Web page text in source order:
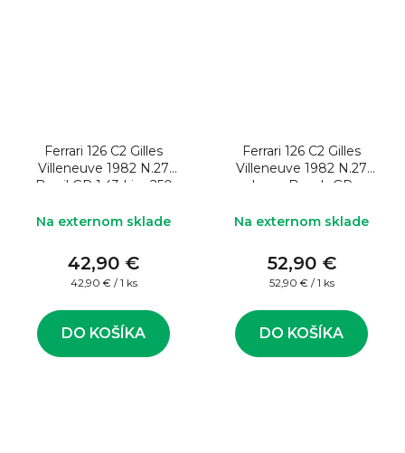
Ferrari 126 C2 Gilles
Villeneuve 1982 N.27
Brazil GP 1:43 Lim.250
Na externom sklade
42,90 €
Jednotková
42,90 € / 1 ks
DO KOŠÍKA
Ferrari 126 C2 Gilles
Villeneuve 1982 N.27
Long Beach GP
formule
Na externom sklade
52,90 €
Jednotková
52,90 € / 1 ks
DO KOŠÍKA